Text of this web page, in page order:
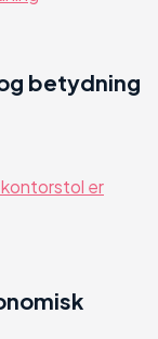
betydning